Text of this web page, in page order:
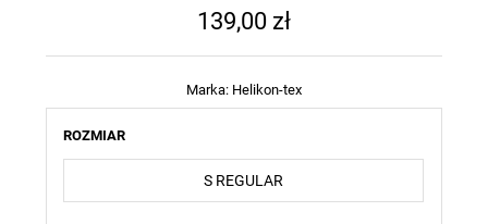
139,00 zł
Marka: Helikon-tex
ROZMIAR